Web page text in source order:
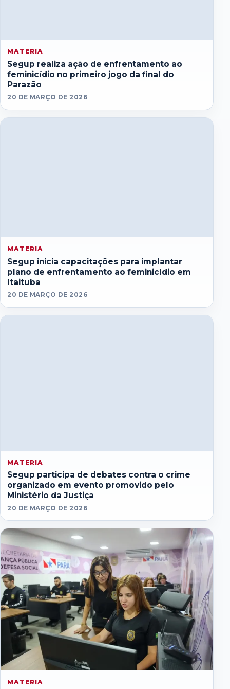
MATERIA
Segup realiza ação de enfrentamento ao
feminicídio no primeiro jogo da final do
Parazão
20 DE MARÇO DE 2026
MATERIA
Segup inicia capacitações para implantar
plano de enfrentamento ao feminicídio em
Itaituba
20 DE MARÇO DE 2026
MATERIA
Segup participa de debates contra o crime
organizado em evento promovido pelo
Ministério da Justiça
20 DE MARÇO DE 2026
MATERIA